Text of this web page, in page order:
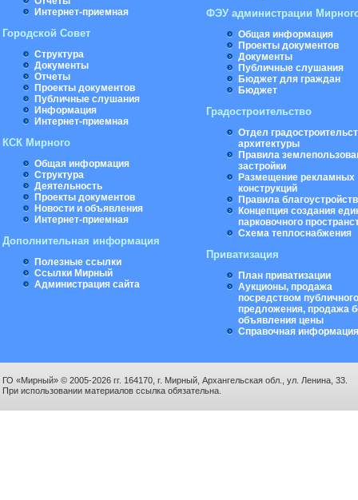
Интернет-приемная
Городской Совет
Структура
Документы
Отчеты
Проекты документов
Публичные слушания
Информация
Интернет-приемная
КСК Мирного
Общая информация
Структура
Деятельность
Проекты документов
Новости и объявления
Интернет-приемная
Дополнительная информация
Полезные ссылки
Ссылки Мирный
Администрация сайта
ФЭУ администрации
Общая информация
Проекты документов
Документы
Публичные слушания
Бюджет для граждан
Бюджет
Градостроительство
Отдел
архитектуры
Правила
застройки
Размещение рекламных
конструкций
Правила
Концепция создания
парковочного
Схема теплоснабжения
Приватизация
План приватизации
Аукционы, продажа
посредством публичного
предложения, продажа
объявления цены
Справочная информация
ГО «Мирный» © 2005-2026 гг. 164170, г. Мирный, Архангельская обл., ул. Ленина, 33.
При использовании материалов ссылка обязательна.